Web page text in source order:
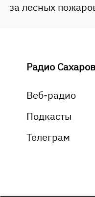
за лесных
Радио Сахаров
Веб-радио
Подкасты
Телеграм